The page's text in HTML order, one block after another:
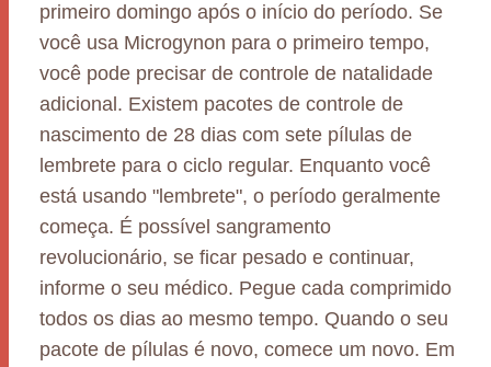
primeiro domingo após o início do período. Se
você usa Microgynon para o primeiro tempo,
você pode precisar de controle de natalidade
adicional. Existem pacotes de controle de
nascimento de 28 dias com sete pílulas de
lembrete para o ciclo regular. Enquanto você
está usando "lembrete", o período geralmente
começa. É possível sangramento
revolucionário, se ficar pesado e continuar,
informe o seu médico. Pegue cada comprimido
todos os dias ao mesmo tempo. Quando o seu
pacote de pílulas é novo, comece um novo. Em